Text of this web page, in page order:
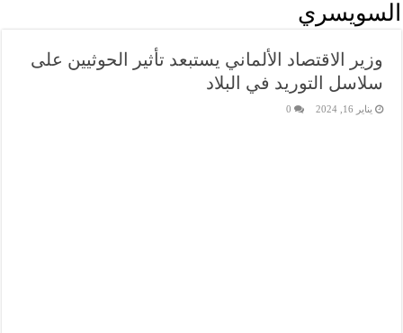
السويسري
وزير الاقتصاد الألماني يستبعد تأثير الحوثيين على
سلاسل التوريد في البلاد
يناير 16, 2024 0